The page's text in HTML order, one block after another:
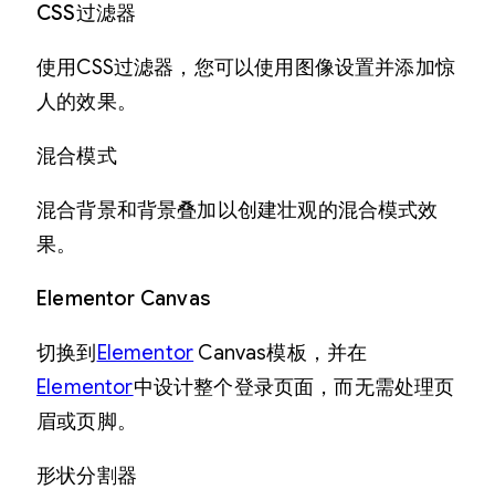
CSS过滤器
使用CSS过滤器，您可以使用图像设置并添加惊
人的效果。
混合模式
混合背景和背景叠加以创建壮观的混合模式效
果。
Elementor Canvas
切换到 Elementor Canvas模板，并在
Elementor中设计整个登录页面，而无需处理页
眉或页脚。
形状分割器